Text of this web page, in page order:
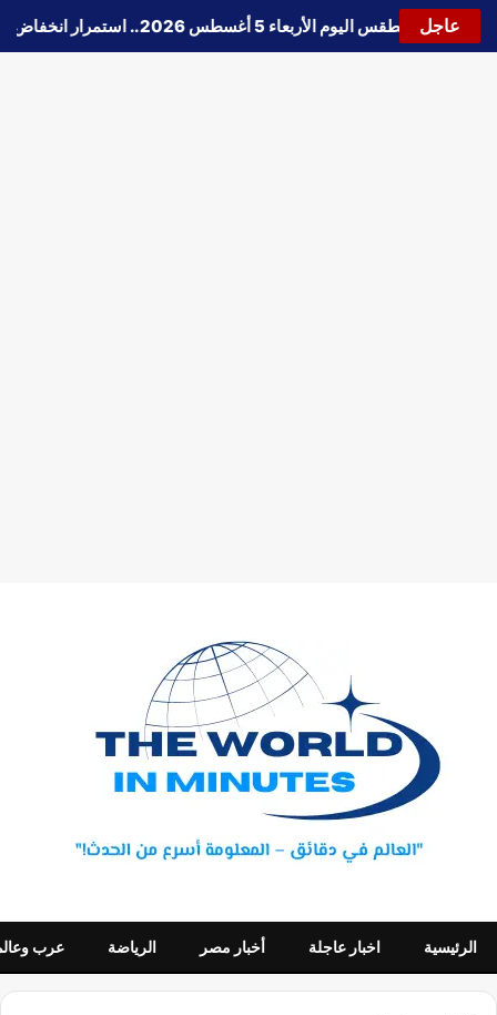
عاجل🔵 حالة الطقس اليوم الأربعاء 5 أغسطس 2026.. استمرار انخفاض الحرارة وتحذيرات من الشبورة واضطراب الملاحة
الرئيسية اخبار عاجلة أخبار مصر الرياضة عرب